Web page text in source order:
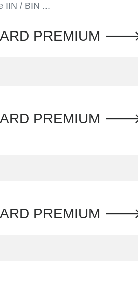
IIN / BIN ...
PREMIUM
PREMIUM 🡒
PREMIUM 🡒